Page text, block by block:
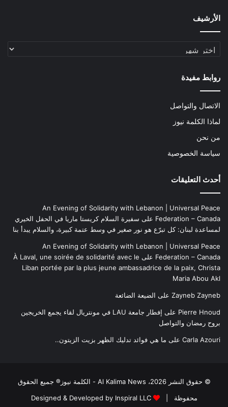
الأرشيف
الأرشيف
روابط مفيدة
الاتصال والتواصل
لماذا الكلمة نيوز
من نحن
سياسة الخصوصية
أحدث التعليقات
An Evening of Solidarity with Lebanon | Universal Peace
Federation – Canada على سفيرة السلام كريستا ماريا في الحفل الخيري
لمساعدة لبنان: كل تبرّع هو نور صغير في وسط عتمة كبيرة، والسلام يبدأ بنا
An Evening of Solidarity with Lebanon | Universal Peace
Federation – Canada على À Laval, une soirée de solidarité avec le
Liban portée par la plus jeune ambassadrice de la paix, Christa
Maria Abou Akl
Zayneb Zayneb على الضيعة الضائعة
Pierre Hnoud على
إفطار جامعة LAU في مونتريال لقاء يجمع الخريجين
بروح رمضان والتواصل
Carla Azouri على ما هي فوائد تدليك الظهر بزيت الزيتون..
© حقوق النشر 2026، Al Kalima News - الكلمة نيوز® جميع الحقوق
محفوظة |
Designed & Developed by Inspiral LLC